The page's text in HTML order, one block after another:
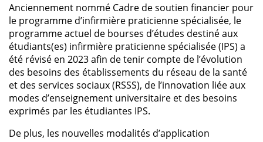
Anciennement nommé Cadre de soutien financier pour
le programme d’infirmière praticienne spécialisée, le
programme actuel de bourses d’études destiné aux
étudiants(es) infirmière praticienne spécialisée (IPS) a
été révisé en 2023 afin de tenir compte de l’évolution
des besoins des établissements du réseau de la santé
et des services sociaux (RSSS), de l’innovation liée aux
modes d’enseignement universitaire et des besoins
exprimés par les étudiantes IPS.
De plus, les nouvelles modalités d’application